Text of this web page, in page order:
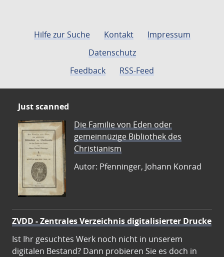
Hilfe zur Suche Kontakt
Impressum
Datenschutz
Feedback
RSS-Feed
Just scanned
Die Familie von Eden oder
gemeinnüzige Bibliothek des
Christianism
Autor: Pfenninger, Johann Konrad
ZVDD - Zentrales Verzeichnis digitalisierter Drucke
Ist Ihr gesuchtes Werk noch nicht in unserem
digitalen Bestand? Dann probieren Sie es doch in